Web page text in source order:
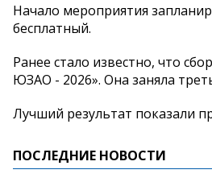
Начало мероприятия
бесплатный.
Ранее стало известно, что
ЮЗАО - 2026». Она заняла
Лучший результат показали
ПОСЛЕДНИЕ НОВОСТИ